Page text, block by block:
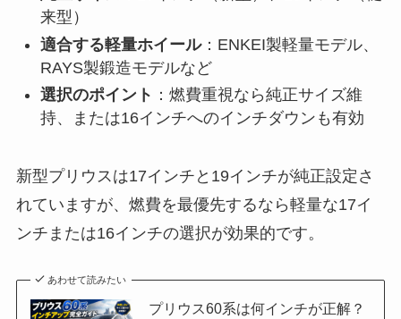
来型）
適合する軽量ホイール：ENKEI製軽量モデル、
RAYS製鍛造モデルなど
選択のポイント ：燃費重視なら純正サイズ維
持、または16インチへのインチダウンも有効
新型プリウスは17インチと19インチが純正設定さ
れていますが、燃費を最優先するなら軽量な17イ
ンチまたは16インチの選択が効果的です。
あわせて読みたい
プリウス60系は何インチが正解？